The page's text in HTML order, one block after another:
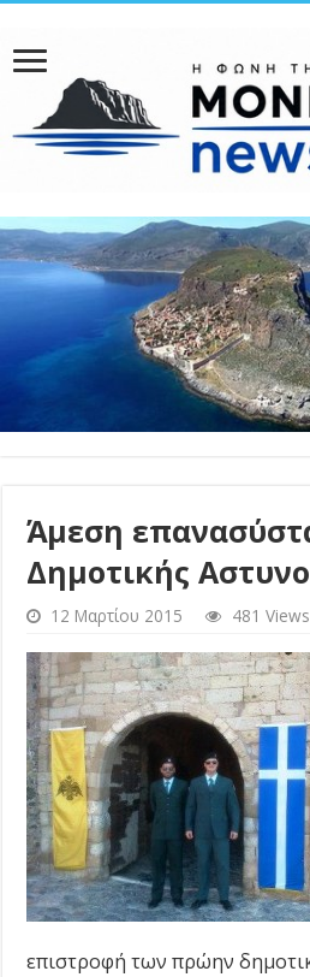
Άμεση
Δημοτικής
12 Μαρτίου 2015 481 Views
επιστροφή των πρώην